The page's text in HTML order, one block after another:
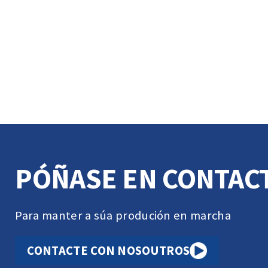
PÓÑASE EN
Para manter a súa produción en marcha
CONTACTE CON NOSOUTROS